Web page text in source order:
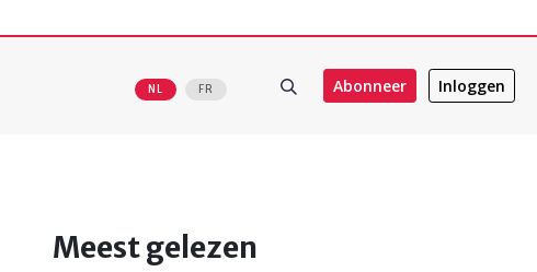
NL FR Abonneer Inloggen
Meest gelezen